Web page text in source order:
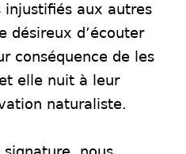
injustifiés aux autres
désireux d’écouter
conséquence de les
elle nuit à leur
naturaliste.